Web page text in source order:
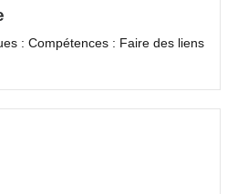
: Compétences : Faire des liens